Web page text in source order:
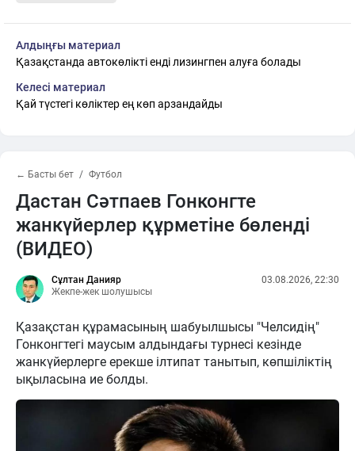
Алдыңғы материал
Қазақстанда автокөлікті енді лизингпен алуға болады
Келесі материал
Қай түстегі көліктер ең көп арзандайды
← Басты бет Футбол
Дастан Сәтпаев Гонконгте
жанкүйерлер құрметіне бөленді
(ВИДЕО)
Сұлтан Данияр
Жекпе-жек шолушысы
03.08.2026, 22:30
Қазақстан құрамасының шабуылшысы "Челсидің"
Гонконгтегі маусым алдындағы турнесі кезінде
жанкүйерлерге ерекше ілтипат танытып, көпшіліктің
ықыласына ие болды.